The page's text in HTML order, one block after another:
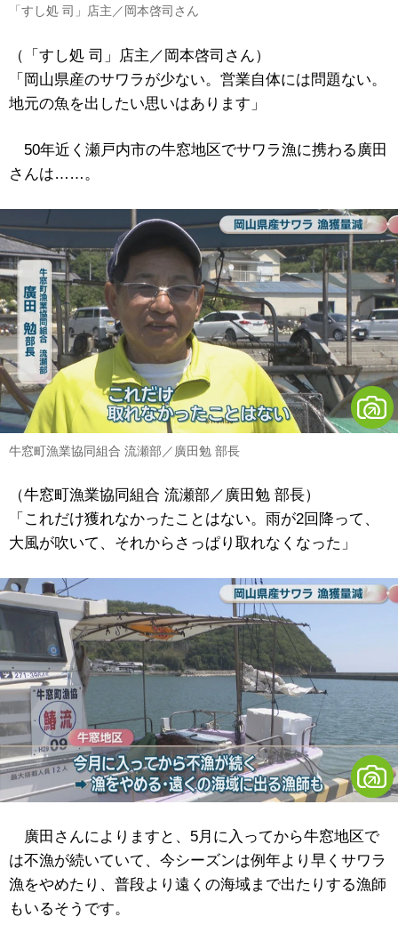
「すし処 司」店主／岡本啓司さん
（「すし処 司」店主／岡本啓司さん）
「岡山県産のサワラが少ない。営業自体には問題ない。
地元の魚を出したい思いはあります」
50年近く瀬戸内市の牛窓地区でサワラ漁に携わる廣田
さんは……。
牛窓町漁業協同組合 流瀬部／廣田勉 部長
（牛窓町漁業協同組合 流瀬部／廣田勉 部長）
「これだけ獲れなかったことはない。雨が2回降って、
大風が吹いて、それからさっぱり取れなくなった」
廣田さんによりますと、5月に入ってから牛窓地区で
は不漁が続いていて、今シーズンは例年より早くサワラ
漁をやめたり、普段より遠くの海域まで出たりする漁師
もいるそうです。